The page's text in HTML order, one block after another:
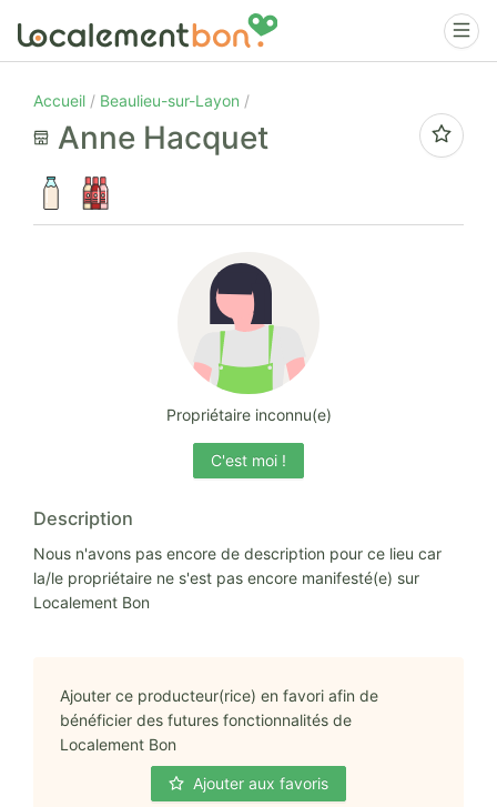
Accueil Beaulieu-sur-Layon
Anne Hacquet
Propriétaire inconnu(e)
C'est moi !
Description
Nous n'avons pas encore de description pour ce lieu car
la/le propriétaire ne s'est pas encore manifesté(e) sur
Localement Bon
Ajouter ce producteur(rice) en favori afin de
bénéficier des futures fonctionnalités de
Localement Bon
Ajouter aux favoris